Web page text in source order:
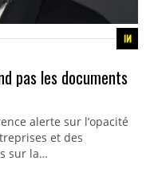
pas les documents
alerte sur l’opacité
et des
sur la…